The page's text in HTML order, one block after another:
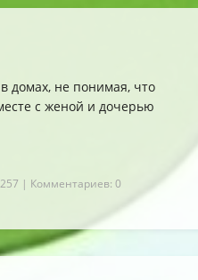
домах, не понимая, что
с женой и дочерью
| Комментариев: 0